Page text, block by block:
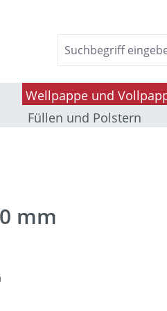
Wellpappe und
Füllen und Polstern
mm